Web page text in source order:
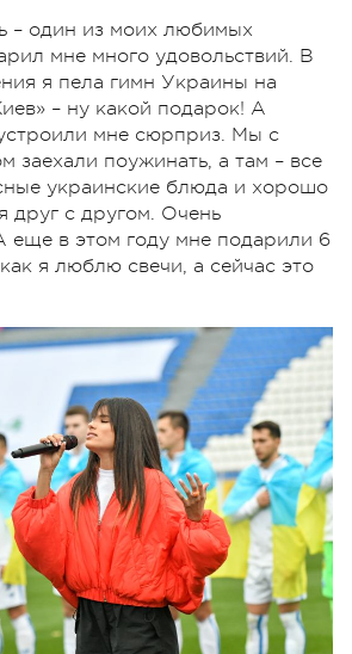
– один из моих любимых
мне много удовольствий. В
я пела гимн Украины на
– ну какой подарок! А
мне сюрприз. Мы с
заехали поужинать, а там – все
украинские блюда и хорошо
друг с другом. Очень
еще в этом году мне подарили 6
я люблю свечи, а сейчас это